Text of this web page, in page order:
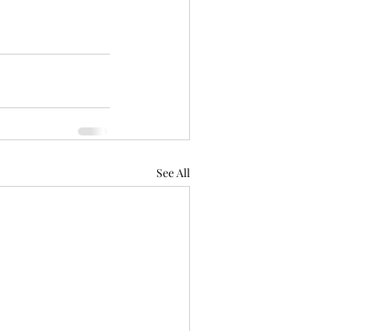
See All